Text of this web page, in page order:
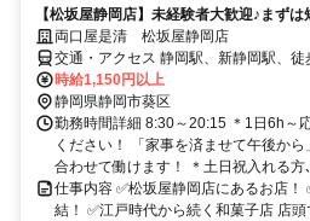
【松坂屋静岡店】未経験者大歓迎♪まずは
両口屋是清 松坂屋静岡店
交通・アクセス 静岡駅、新静岡駅、徒
時給1,150円以上
静岡県静岡市葵区
勤務時間詳細 8:30～20:15 ＊1日6h～
ください！ 「家事を済ませて午後か
合わせて働けます！ ＊土日祝入れる方
仕事内容 ✅松坂屋静岡店にあるお店！
結！ ✅江戸時代から続く和菓子店 店